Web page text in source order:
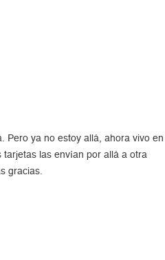
Pero ya no estoy allá, ahora vivo en
tarjetas las envían por allá a otra
gracias.